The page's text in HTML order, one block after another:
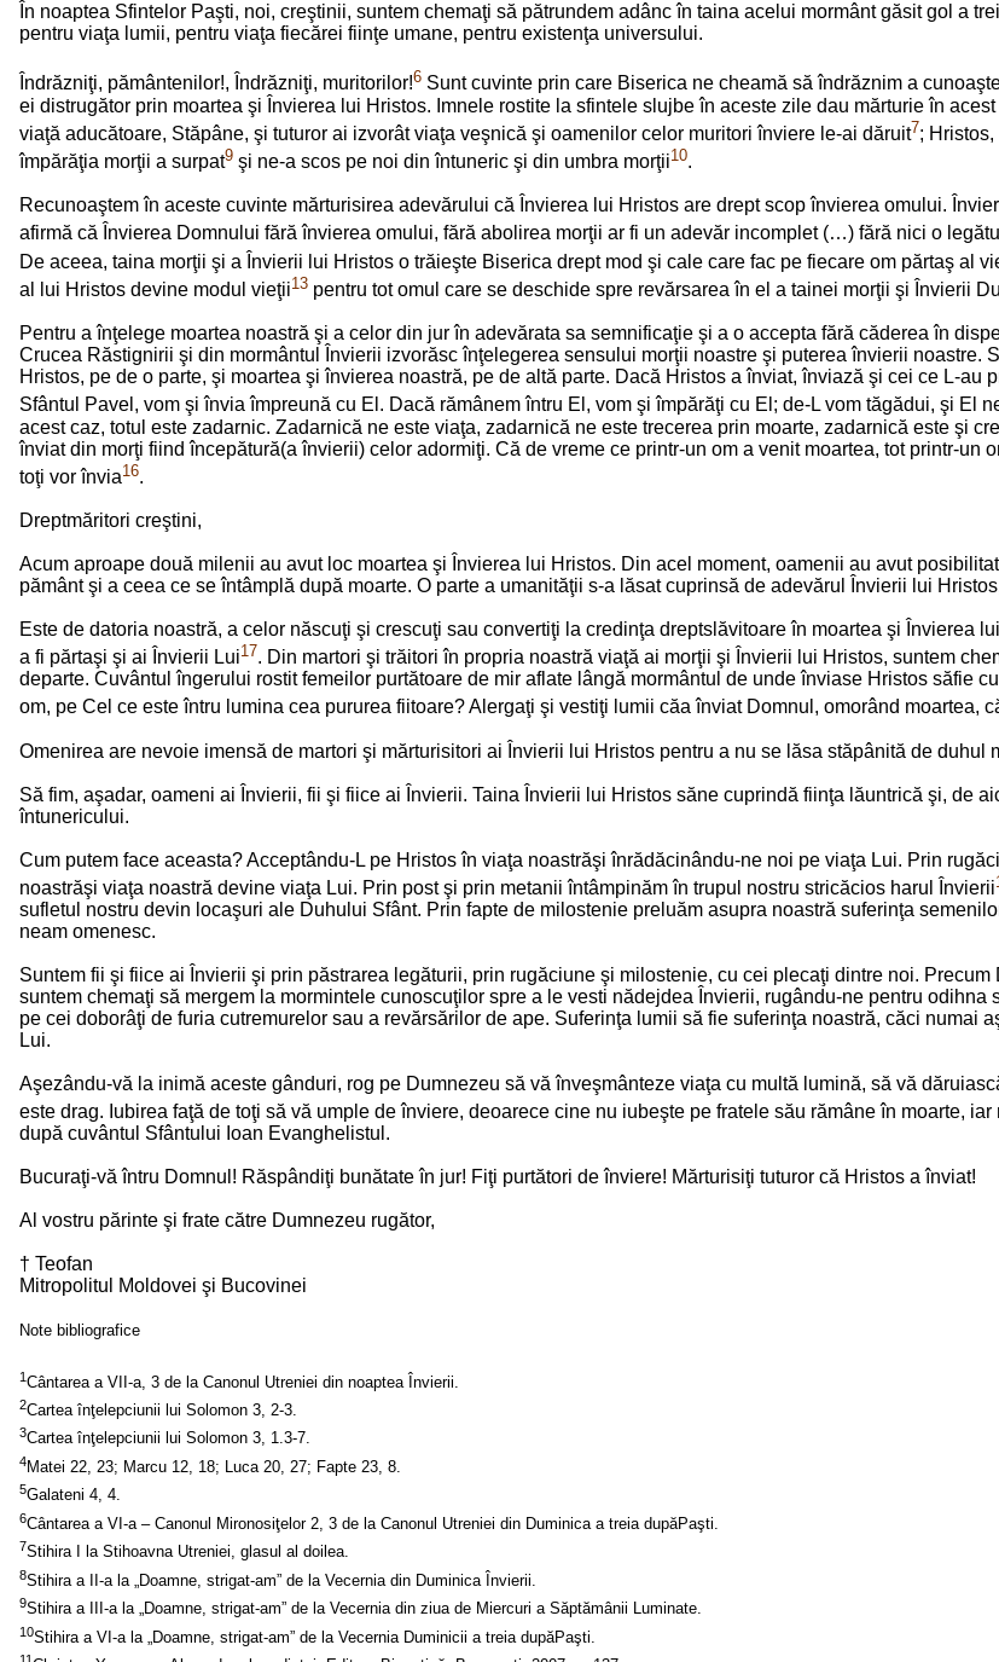
În noaptea Sfintelor Paşti, noi, creştinii, suntem chemaţi să pătrundem adânc în taina acelui mormânt găsit gol a
pentru viaţa lumii, pentru viaţa fiecărei fiinţe umane, pentru existenţa universului.
Îndrăzniţi, pământenilor!, Îndrăzniţi, muritorilor!6 Sunt cuvinte prin care Biserica ne cheamă să îndrăznim a
ei distrugător prin moartea şi Învierea lui Hristos. Imnele rostite la sfintele slujbe în aceste zile dau mărturie în
viaţă aducătoare, Stăpâne, şi tuturor ai izvorât viaţa veşnică şi oamenilor celor muritori înviere le-ai dăruit7;
împărăţia morţii a surpat9 şi ne-a scos pe noi din întuneric şi din umbra morţii10.
Recunoaştem în aceste cuvinte mărturisirea adevărului că Învierea lui Hristos are drept scop învierea omului.
afirmă că Învierea Domnului fără învierea omului, fără abolirea morţii ar fi un adevăr incomplet (…) fără nici o
De aceea, taina morţii şi a Învierii lui Hristos o trăieşte Biserica drept mod şi cale care fac pe fiecare om părtaş al
al lui Hristos devine modul vieţii13 pentru tot omul care se deschide spre revărsarea în el a tainei morţii şi Învierii
Pentru a înţelege moartea noastră şi a celor din jur în adevărata sa semnificaţie şi a o accepta fără căderea în
Crucea Răstignirii şi din mormântul Învierii izvorăsc înţelegerea sensului morţii noastre şi puterea învierii noastre.
Hristos, pe de o parte, şi moartea şi învierea noastră, pe de altă parte. Dacă Hristos a înviat, înviază şi cei ce L-
Sfântul Pavel, vom şi învia împreună cu El. Dacă rămânem întru El, vom şi împărăţi cu El; de-L vom tăgădui, şi El
acest caz, totul este zadarnic. Zadarnică ne este viaţa, zadarnică ne este trecerea prin moarte, zadarnică este şi
înviat din morţi fiind începătură(a învierii) celor adormiţi. Că de vreme ce printr-un om a venit moartea, tot printr-un
toţi vor învia16.
Dreptmăritori creştini,
Acum aproape două milenii au avut loc moartea şi Învierea lui Hristos. Din acel moment, oamenii au avut
pământ şi a ceea ce se întâmplă după moarte. O parte a umanităţii s-a lăsat cuprinsă de adevărul Învierii lui
Este de datoria noastră, a celor născuţi şi crescuţi sau convertiţi la credinţa dreptslăvitoare în moartea şi Învierea
a fi părtaşi şi ai Învierii Lui17. Din martori şi trăitori în propria noastră viaţă ai morţii şi Învierii lui Hristos, suntem
departe. Cuvântul îngerului rostit femeilor purtătoare de mir aflate lângă mormântul de unde înviase Hristos săfie
om, pe Cel ce este întru lumina cea pururea fiitoare? Alergaţi şi vestiţi lumii căa înviat Domnul, omorând moartea,
Omenirea are nevoie imensă de martori şi mărturisitori ai Învierii lui Hristos pentru a nu se lăsa stăpânită de
Să fim, aşadar, oameni ai Învierii, fii şi fiice ai Învierii. Taina Învierii lui Hristos săne cuprindă fiinţa lăuntrică şi, de
întunericului.
Cum putem face aceasta? Acceptându-L pe Hristos în viaţa noastrăşi înrădăcinându-ne noi pe viaţa Lui. Prin
noastrăşi viaţa noastră devine viaţa Lui. Prin post şi prin metanii întâmpinăm în trupul nostru stricăcios harul Învierii
sufletul nostru devin locaşuri ale Duhului Sfânt. Prin fapte de milostenie preluăm asupra noastră suferinţa
neam omenesc.
Suntem fii şi fiice ai Învierii şi prin păstrarea legăturii, prin rugăciune şi milostenie, cu cei plecaţi dintre noi.
suntem chemaţi să mergem la mormintele cunoscuţilor spre a le vesti nădejdea Învierii, rugându-ne pentru
pe cei doborâţi de furia cutremurelor sau a revărsărilor de ape. Suferinţa lumii să fie suferinţa noastră, căci numai
Lui.
Aşezându-vă la inimă aceste gânduri, rog pe Dumnezeu să vă înveşmânteze viaţa cu multă lumină, să vă
este drag. Iubirea faţă de toţi să vă umple de înviere, deoarece cine nu iubeşte pe fratele său rămâne în moarte,
după cuvântul Sfântului Ioan Evanghelistul.
Bucuraţi-vă întru Domnul! Răspândiţi bunătate în jur! Fiţi purtători de înviere! Mărturisiţi tuturor că Hristos a înviat!
Al vostru părinte şi frate către Dumnezeu rugător,
† Teofan
Mitropolitul Moldovei şi Bucovinei
Note bibliografice
1
2
3
4
5
6
7
8
9
10
11